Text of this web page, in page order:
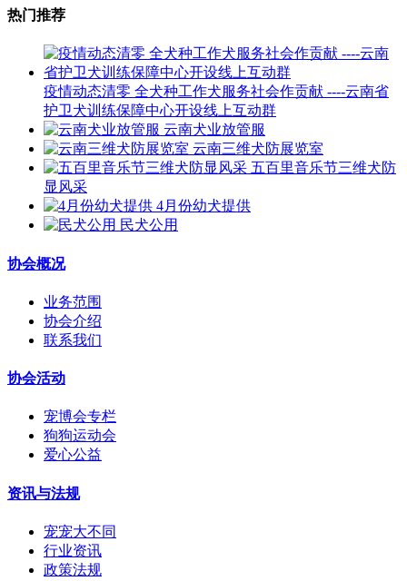
热门推荐
疫情动态清零 全犬种工作犬服务社会作贡献 ----云南省
护卫犬训练保障中心开设线上互动群
云南犬业放管服
云南三维犬防展览室
五百里音乐节三维犬防
显风采
4月份幼犬提供
民犬公用
协会概况
业务范围
协会介绍
联系我们
协会活动
宠博会专栏
狗狗运动会
爱心公益
资讯与法规
宠宠大不同
行业资讯
政策法规